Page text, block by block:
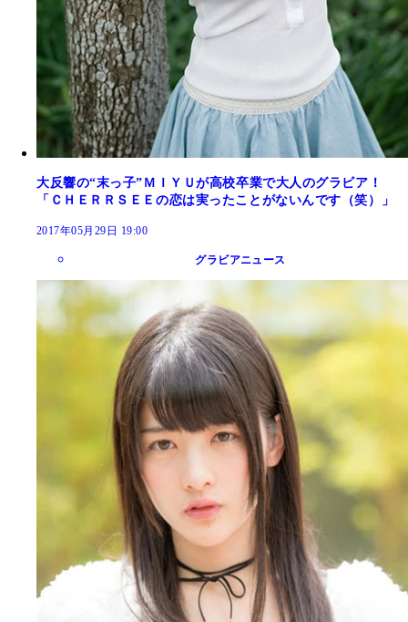
大反響の“末っ子”ＭＩＹＵが高校卒業で大人のグラビア！
「ＣＨＥＲＲＳＥＥの恋は実ったことがないんです（笑）」
2017年05月29日 19:00
グラビアニュース